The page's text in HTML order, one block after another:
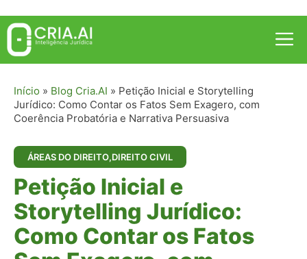
Pular
para
conteúdo
Início » Blog Cria.AI » Petição Inicial e Storytelling
Jurídico: Como Contar os Fatos Sem Exagero, com
Coerência Probatória e Narrativa Persuasiva
ÁREAS DO DIREITO,DIREITO CIVIL
Petição Inicial e
Storytelling Jurídico:
Como Contar os Fatos